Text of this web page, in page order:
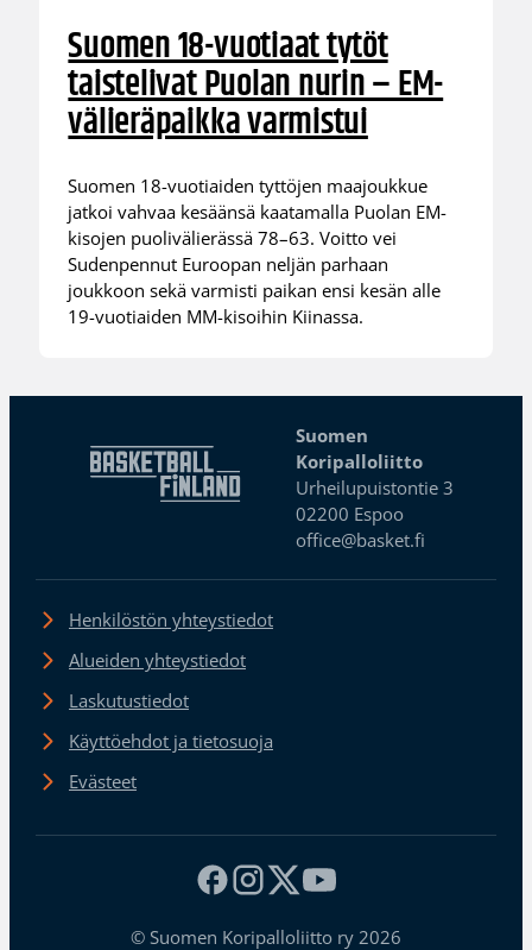
Suomen 18-vuotiaat tytöt
taistelivat Puolan nurin – EM-
välieräpaikka varmistui
Suomen 18-vuotiaiden tyttöjen maajoukkue
jatkoi vahvaa kesäänsä kaatamalla Puolan EM-
kisojen puolivälierässä 78–63. Voitto vei
Sudenpennut Euroopan neljän parhaan
joukkoon sekä varmisti paikan ensi kesän alle
19-vuotiaiden MM-kisoihin Kiinassa.
Suomen
Koripalloliitto
Urheilupuistontie 3
02200 Espoo
office@basket.fi
Henkilöstön yhteystiedot
Alueiden yhteystiedot
Laskutustiedot
Käyttöehdot ja tietosuoja
Evästeet
© Suomen Koripalloliitto ry 2026